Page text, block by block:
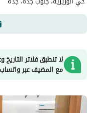
لا تنطبق فلاتر
مع المضيف عبر واتساب